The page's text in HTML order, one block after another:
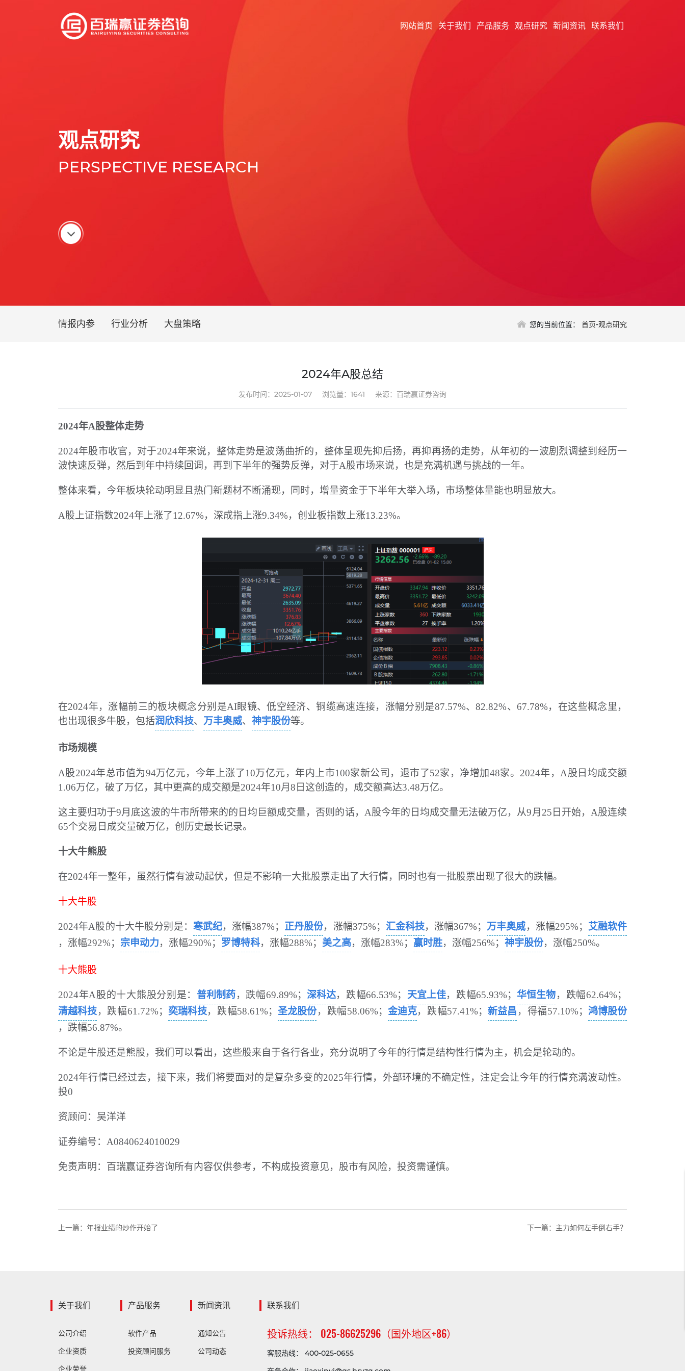
网站首页 关于我们 产品服务 观点研究 新闻资讯 联系我们
观点研究
PERSPECTIVE RESEARCH
情报内参 行业分析 大盘策略 您的当前位置： 首页-观点研究
2024年A股总结
发布时间：2025-01-07 浏览量：1641 来源：百瑞赢证券咨询
2024年A股整体走势
2024年股市收官，对于2024年来说，整体走势是波荡曲折的，整体呈现先抑后扬，再抑再扬的走势， 从年初的一波剧烈调整到经历一
波快速反弹，然后到年中持续回调，再到下半年的强势反弹，对于A股市场来说，也是充满机遇与挑战的一年。
整体来看，今年板块轮动明显且热门新题材不断涌现，同时，增量资金于下半年大举入场，市场整体量能也明显放大。
A股上证指数2024年上涨了12.67%，深成指上涨9.34%，创业板指数上涨13.23%。
在2024年，涨幅前三的板块概念分别是AI眼镜、低空经济、铜缆高速连接，涨幅分别是87.57%、82.82%、67.78%，在这些概念里，
也出现很多牛股，包括润欣科技、 万丰奥威、 神宇股份等。
市场规模
A股2024年总市值为94万亿元，今年上涨了10万亿元，年内上市100家新公司，退市了52家，净增加48家。2024年，A股日均成交额
1.06万亿，破了万亿，其中更高的成交额是2024年10月8日这创造的，成交额高达3.48万亿。
这主要归功于9月底这波的牛市所带来的的日均巨额成交量，否则的话，A股今年的日均成交量无法破万亿，从9月25日开始，A股连续
65个交易日成交量破万亿，创历史最长记录。
十大牛熊股
在2024年一整年，虽然行情有波动起伏，但是不影响一大批股票走出了大行情，同时也有一批股票出现了很大的跌幅。
十大牛股
2024年A股的十大牛股分别是： 寒武纪，涨幅387%； 正丹股份，涨幅375%； 汇金科技，涨幅367%； 万丰奥威，涨幅295%； 艾融软件
，涨幅292%； 宗申动力，涨幅290%； 罗博特科，涨幅288%； 美之高，涨幅283%； 赢时胜，涨幅256%； 神宇股份，涨幅250%。
十大熊股
2024年A股的十大熊股分别是： 普利制药，跌幅69.89%； 深科达，跌幅66.53%； 天宜上佳，跌幅65.93%；华恒生物，跌幅62.64%；
清越科技，跌幅61.72%； 奕瑞科技，跌幅58.61%；圣龙股份，跌幅58.06%； 金迪克，跌幅57.41%；新益昌 ，得福57.10%；鸿博股份
，跌幅56.87%。
不论是牛股还是熊股，我们可以看出，这些股来自于各行各业，充分说明了今年的行情是结构性行情为主，机会是轮动的。
2024年行情已经过去，接下来，我们将要面对的是复杂多变的2025年行情，外部环境的不确定性，注定会让今年的行情充满波动性。
投0
资顾问：吴洋洋
证券编号：A0840624010029
免责声明：百瑞赢证券咨询所有内容仅供参考，不构成投资意见，股市有风险，投资需谨慎。
上一篇： 年报业绩的炒作开始了 下一篇： 主力如何左手倒右手？
关于我们
公司介绍
企业资质
企业荣誉
产品服务
软件产品
投资顾问服务
新闻资讯
通知公告
公司动态
联系我们
投诉热线： 025-86625296（国外地区+86）
客服热线： 400-025-0655